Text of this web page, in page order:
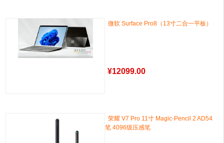
微软 Surface Pro8（13寸二合一平板）
¥12099.00
荣耀 V7 Pro 11寸 Magic-Pencil 2 AD54
笔 4096级压感笔